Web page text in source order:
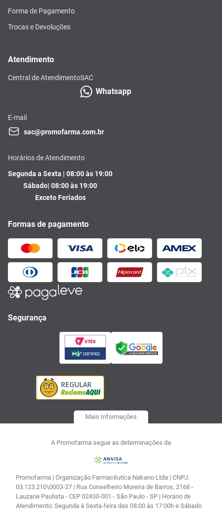
Forma de Pagamento
Trocas e Devoluções
Atendimento
Central de AtendimentoSAC
Whatsapp
E-mail
sac@promofarma.com.br
Horários de Atendimento
Segunda a Sexta | 08:00 às 19:00
Sábado| 08:00 às 19:00
Exceto Feriados
Formas de pagamento
Segurança
Mais Informações
A Promofarma segue as determinações da
Promofarma | Organização Farmacêutica Nakano Ltda | CNPJ:
03.123.210\0003-27 | Rua Conselheiro Moreira de Barros, 2168 -
Lauzane Paulista - CEP 02430-001 - São Paulo - SP | Horário de
Atendimento: Segunda à Sexta-feira das 08:00 às 17:00h e Sábado